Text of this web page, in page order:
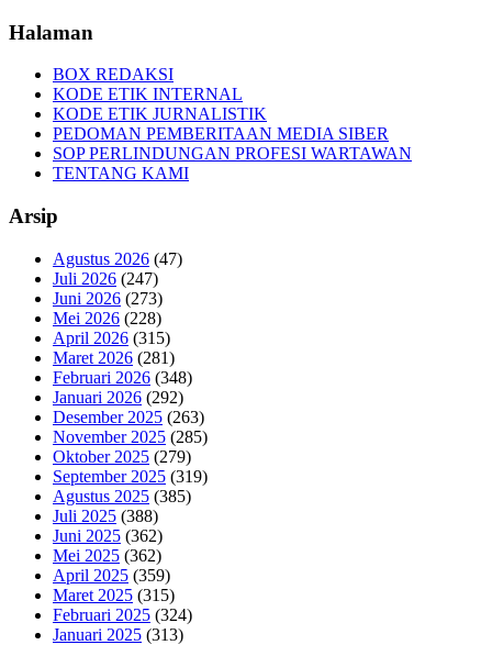
Halaman
BOX REDAKSI
KODE ETIK INTERNAL
KODE ETIK JURNALISTIK
PEDOMAN PEMBERITAAN MEDIA SIBER
SOP PERLINDUNGAN PROFESI WARTAWAN
TENTANG KAMI
Arsip
Agustus 2026 (47)
Juli 2026 (247)
Juni 2026 (273)
Mei 2026 (228)
April 2026 (315)
Maret 2026 (281)
Februari 2026 (348)
Januari 2026 (292)
Desember 2025 (263)
November 2025 (285)
Oktober 2025 (279)
September 2025 (319)
Agustus 2025 (385)
Juli 2025 (388)
Juni 2025 (362)
Mei 2025 (362)
April 2025 (359)
Maret 2025 (315)
Februari 2025 (324)
Januari 2025 (313)